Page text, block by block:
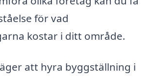
för vad
kostar i ditt område.
att hyra byggställning i